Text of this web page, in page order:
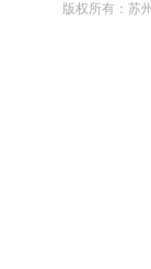
版权所有：苏